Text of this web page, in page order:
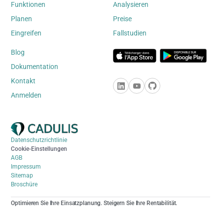
Funktionen
Planen
Eingreifen
Analysieren
Preise
Fallstudien
Blog
Dokumentation
Kontakt
Anmelden
Datenschutzrichtlinie
Cookie-Einstellungen
AGB
Impressum
Sitemap
Broschüre
Optimieren Sie Ihre Einsatzplanung. Steigern Sie Ihre Rentabilität.